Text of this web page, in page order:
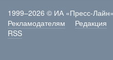
1999–2026 © ИА «Пресс-Лайн»
Рекламодателям
Редакция
RSS